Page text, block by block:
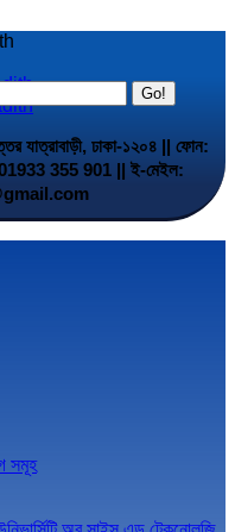
যাত্রাবাড়ী, ঢাকা-১২০৪ || ফোন:
355 901 || ই-মেইল:
সমূহ